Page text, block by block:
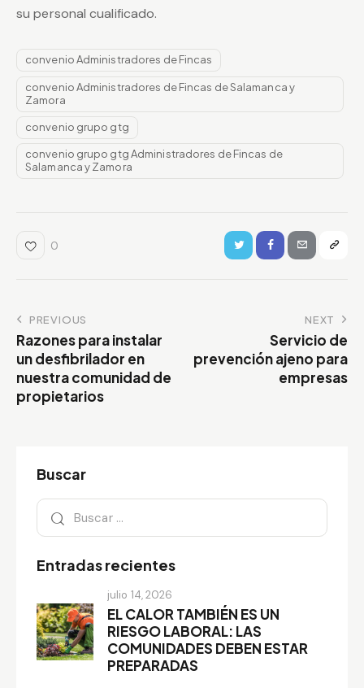
su personal cualificado.
convenio Administradores de Fincas
convenio Administradores de Fincas de Salamanca y
Zamora
convenio grupo gtg
convenio grupo gtg Administradores de Fincas de
Salamanca y Zamora
0
PREVIOUS
Razones para instalar
un desfibrilador en
nuestra comunidad de
propietarios
NEXT
Servicio de
prevención ajeno para
empresas
Buscar
Entradas recientes
julio 14, 2026
EL CALOR TAMBIÉN ES UN
RIESGO LABORAL: LAS
COMUNIDADES DEBEN ESTAR
PREPARADAS